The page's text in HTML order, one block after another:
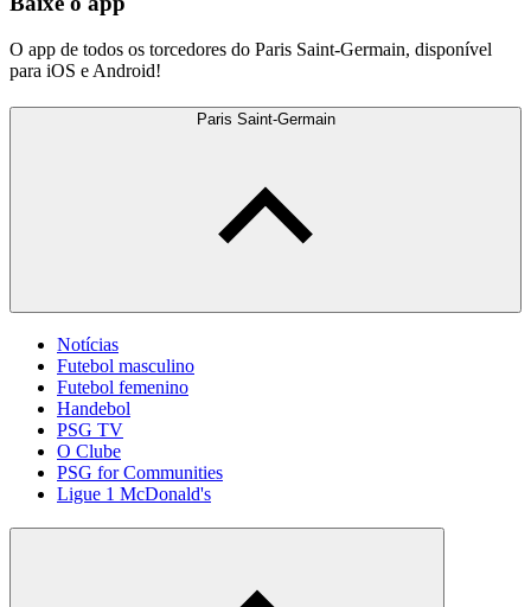
O app de todos os torcedores do Paris Saint-Germain, disponível
para iOS e Android!
Paris Saint-Germain
Notícias
Futebol masculino
Futebol femenino
Handebol
PSG TV
O Clube
PSG for Communities
Ligue 1 McDonald's